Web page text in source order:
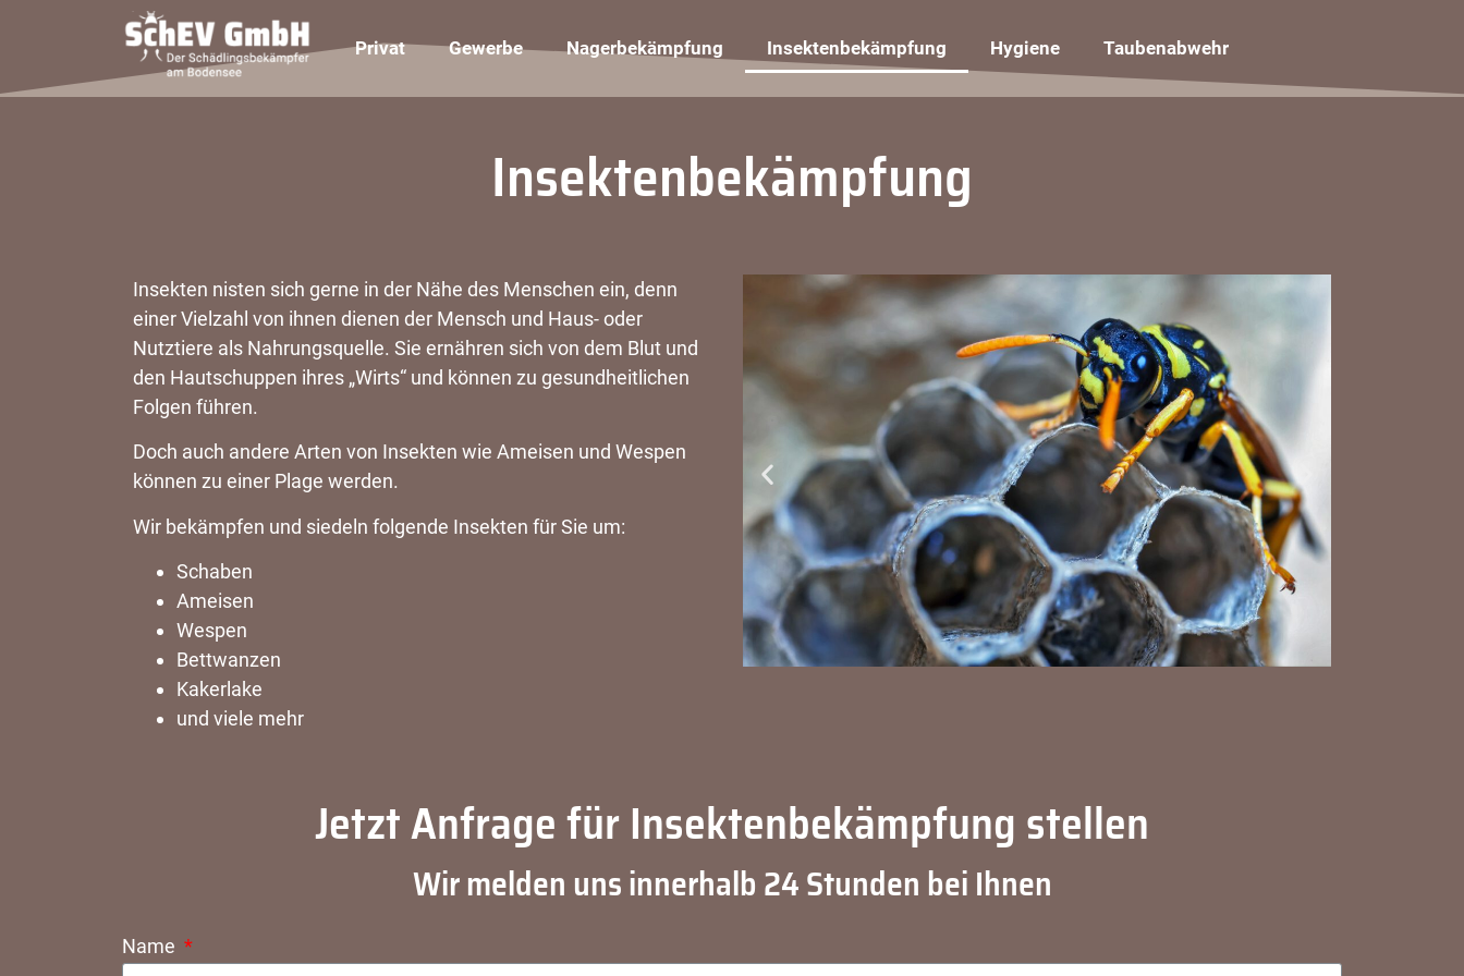
Privat Gewerbe Nagerbekämpfung Insektenbekämpfung Hygiene Taubenabwehr
Insektenbekämpfung
Insekten nisten sich gerne in der Nähe des Menschen ein, denn
einer Vielzahl von ihnen dienen der Mensch und Haus- oder
Nutztiere als Nahrungsquelle. Sie ernähren sich von dem Blut und
den Hautschuppen ihres „Wirts“ und können zu gesundheitlichen
Folgen führen.
Doch auch andere Arten von Insekten wie Ameisen und Wespen
können zu einer Plage werden.
Wir bekämpfen und siedeln folgende Insekten für Sie um:
Schaben
Ameisen
Wespen
Bettwanzen
Kakerlake
und viele mehr
Jetzt Anfrage für Insektenbekämpfung stellen
Wir melden uns innerhalb 24 Stunden bei Ihnen
Name